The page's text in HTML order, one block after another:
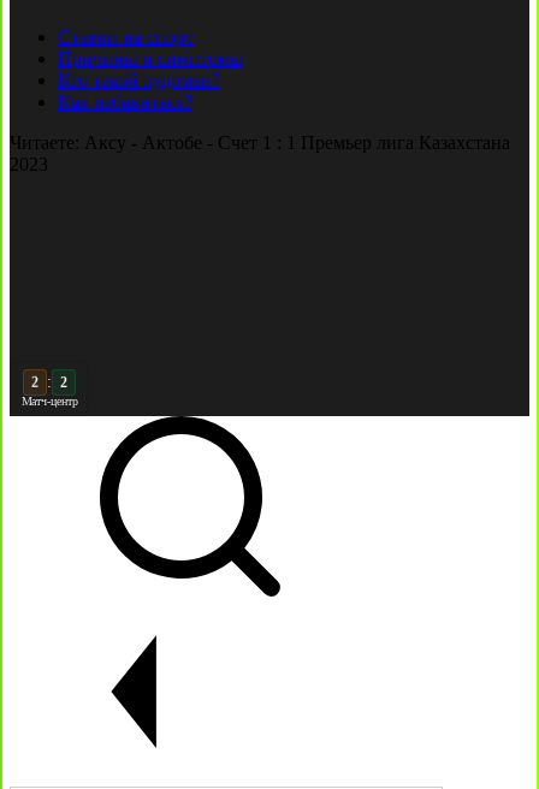
Ставки на спорт
Причины и симптомы
Кто такой лудоман?
Как избавиться?
Читаете: Аксу - Актобе - Счет 1 : 1 Премьер лига Казахстана
2023
3 :
Матч-центр